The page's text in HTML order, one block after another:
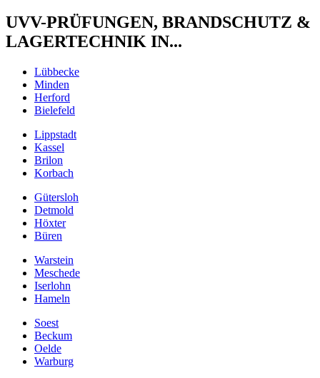
UVV-PRÜFUNGEN, BRANDSCHUTZ &
LAGERTECHNIK IN...
Lübbecke
Minden
Herford
Bielefeld
Lippstadt
Kassel
Brilon
Korbach
Gütersloh
Detmold
Höxter
Büren
Warstein
Meschede
Iserlohn
Hameln
Soest
Beckum
Oelde
Warburg